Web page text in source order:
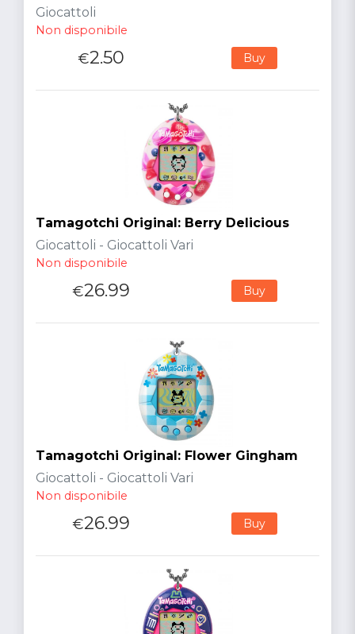
Giocattoli
Non disponibile
€2.50 Buy
Tamagotchi Original: Berry Delicious
Giocattoli - Giocattoli Vari
Non disponibile
€26.99 Buy
Tamagotchi Original: Flower Gingham
Giocattoli - Giocattoli Vari
Non disponibile
€26.99 Buy